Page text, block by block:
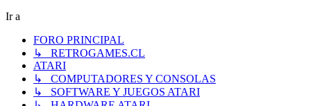
Ir a
FORO PRINCIPAL
↳ RETROGAMES.CL
ATARI
↳ COMPUTADORES Y CONSOLAS
↳ SOFTWARE Y JUEGOS ATARI